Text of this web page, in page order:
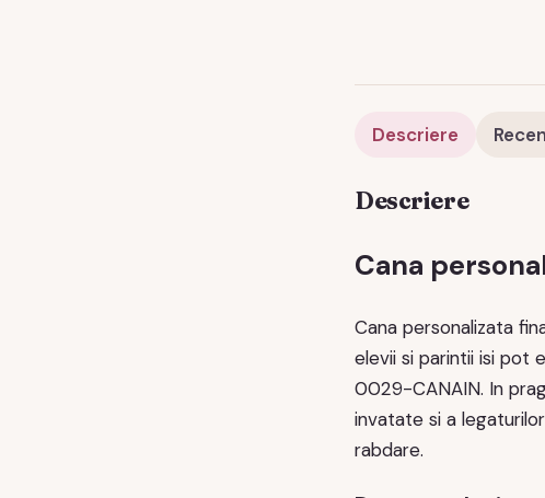
Descriere
Descriere
Cana
Cana personalizata
elevii si parintii isi pot
0029-CANAIN. In
invatate si a
rabdare.